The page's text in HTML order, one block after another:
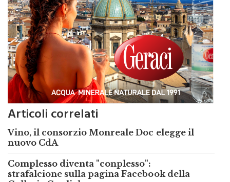
Articoli correlati
Vino, il consorzio Monreale Doc elegge il
nuovo CdA
strafalcione sulla pagina Facebook della
Galleria Guglielmo